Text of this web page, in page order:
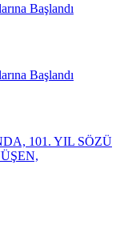
Başlandı
Başlandı
101. YIL SÖZÜ